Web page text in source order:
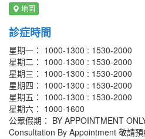
地圖
診症時間
星期一： 1000-1300 : 1530-2000
星期二： 1000-1300 : 1530-2000
星期三： 1000-1300 : 1530-2000
星期四： 1000-1300 : 1530-2000
星期五： 1000-1300 : 1530-2000
星期六： 1000-1600
公眾假期： BY APPOINTMENT
Consultation By Appointment 敬請預